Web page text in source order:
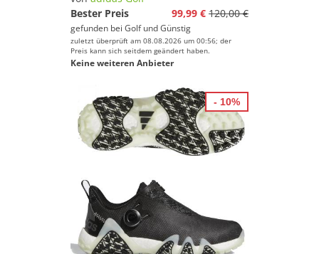
Bester Preis
99,99 € 120,00 €
gefunden bei Golf und Günstig
zuletzt überprüft am 08.08.2026 um 00:56; der
Preis kann sich seitdem geändert haben.
Keine weiteren Anbieter
- 10%